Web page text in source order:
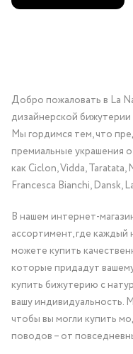
Добро пожаловать в La
дизайнерской
Мы гордимся тем, что
премиальные украшения
как Ciclon, Vidda,
Francesca Bianchi, Dansk,
В нашем интернет-
ассортимент, где каждый
можете купить
которые придадут
купить бижутерию с
вашу индивидуальность.
чтобы вы могли купить
поводов – от